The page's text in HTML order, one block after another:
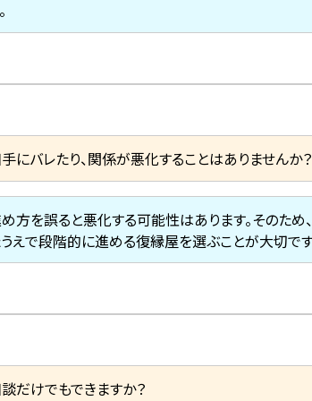
にバレたり、関係が悪化することはありませんか？
方を誤ると悪化する可能性はあります。そのため
えで段階的に進める復縁屋を選ぶことが大切です
だけでもできますか？